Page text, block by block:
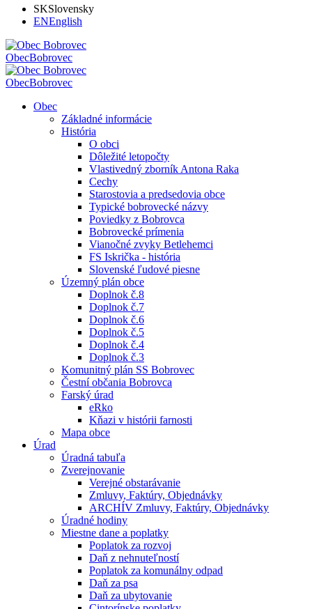
SKSlovensky
ENEnglish
ObecBobrovec
ObecBobrovec
Obec
Základné informácie
História
O obci
Dôležité letopočty
Vlastivedný zborník Antona Raka
Cechy
Starostovia a predsedovia obce
Typické bobrovecké názvy
Poviedky z Bobrovca
Bobrovecké prímenia
Vianočné zvyky Betlehemci
FS Iskrička - história
Slovenské ľudové piesne
Územný plán obce
Doplnok č.8
Doplnok č.7
Doplnok č.6
Doplnok č.5
Doplnok č.4
Doplnok č.3
Komunitný plán SS Bobrovec
Čestní občania Bobrovca
Farský úrad
eRko
Kňazi v histórii farnosti
Mapa obce
Úrad
Úradná tabuľa
Zverejnovanie
Verejné obstarávanie
Zmluvy, Faktúry, Objednávky
ARCHÍV Zmluvy, Faktúry, Objednávky
Úradné hodiny
Miestne dane a poplatky
Poplatok za rozvoj
Daň z nehnuteľností
Poplatok za komunálny odpad
Daň za psa
Daň za ubytovanie